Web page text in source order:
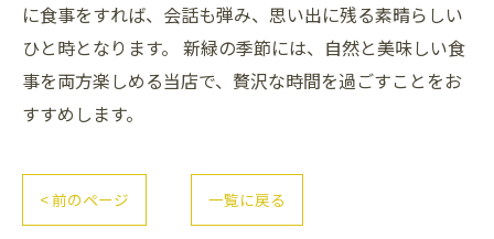
に食事をすれば、会話も弾み、思い出に残る素晴らしい
ひと時となります。 新緑の季節には、自然と美味しい食
事を両方楽しめる当店で、贅沢な時間を過ごすことをお
すすめします。
< 前のページ 一覧に戻る